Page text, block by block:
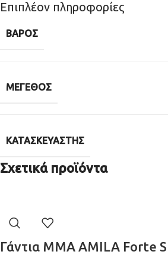
Επιπλέον πληροφορίες
ΒΆΡΟΣ
ΜΈΓΕΘΟΣ
ΚΑΤΑΣΚΕΥΑΣΤΉΣ
Σχετικά προϊόντα
Γάντια MMA AMILA Forte